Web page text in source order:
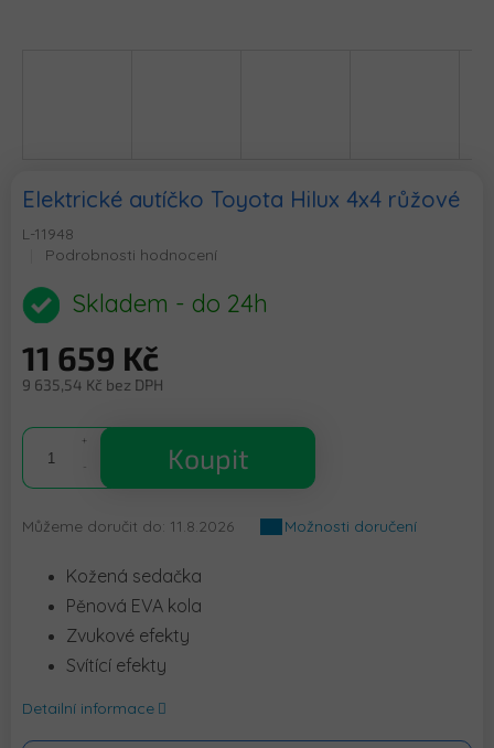
Elektrické autíčko Toyota Hilux 4x4 růžové
L-11948
Průměrné
produktu
je
5
Podrobnosti hodnocení
Skladem - do 24h
11 659 Kč
9 635,54 Kč bez DPH
cena:
Koupit
Můžeme doručit do: 11.8.2026 Možnosti doručení
Kožená sedačka
Pěnová EVA kola
Zvukové efekty
Svítící efekty
Detailní informace